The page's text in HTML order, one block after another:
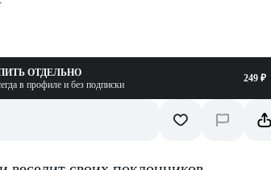
ОТДЕЛЬНО
в профиле и без подписки
249 ₽